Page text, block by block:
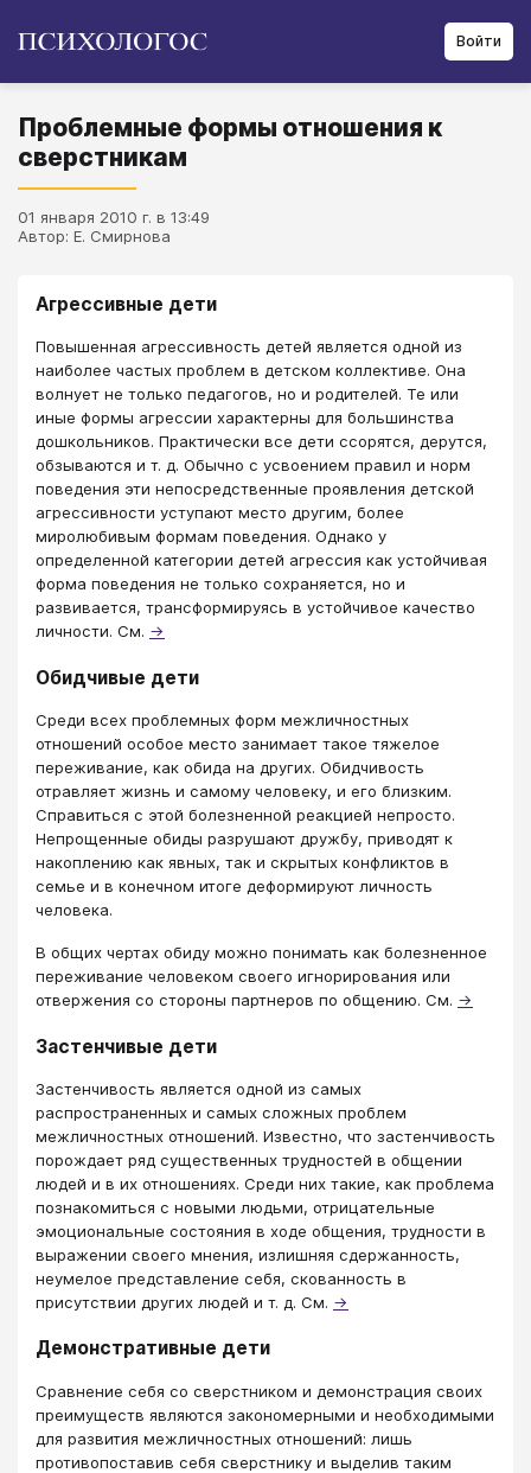
Войти
Проблемные формы отношения к
сверстникам
01 января 2010 г. в 13:49
Автор: Е. Смирнова
Агрессивные дети
Повышенная агрессивность детей является одной из
наиболее частых проблем в детском коллективе. Она
волнует не только педагогов, но и родителей. Те или
иные формы агрессии характерны для большинства
дошкольников. Практически все дети ссорятся, дерутся,
обзываются и т. д. Обычно с усвоением правил и норм
поведения эти непосредственные проявления детской
агрессивности уступают место другим, более
миролюбивым формам поведения. Однако у
определенной категории детей агрессия как устойчивая
форма поведения не только сохраняется, но и
развивается, трансформируясь в устойчивое качество
личности. См. →
Обидчивые дети
Среди всех проблемных форм межличностных
отношений особое место занимает такое тяжелое
переживание, как обида на других. Обидчивость
отравляет жизнь и самому человеку, и его близким.
Справиться с этой болезненной реакцией непросто.
Непрощенные обиды разрушают дружбу, приводят к
накоплению как явных, так и скрытых конфликтов в
семье и в конечном итоге деформируют личность
человека.
В общих чертах обиду можно понимать как болезненное
переживание человеком своего игнорирования или
отвержения со стороны партнеров по общению. См. →
Застенчивые дети
Застенчивость является одной из самых
распространенных и самых сложных проблем
межличностных отношений. Известно, что застенчивость
порождает ряд существенных трудностей в общении
людей и в их отношениях. Среди них такие, как проблема
познакомиться с новыми людьми, отрицательные
эмоциональные состояния в ходе общения, трудности в
выражении своего мнения, излишняя сдержанность,
неумелое представление себя, скованность в
присутствии других людей и т. д. См. →
Демонстративные дети
Сравнение себя со сверстником и демонстрация своих
преимуществ являются закономерными и необходимыми
для развития межличностных отношений: лишь
противопоставив себя сверстнику и выделив таким